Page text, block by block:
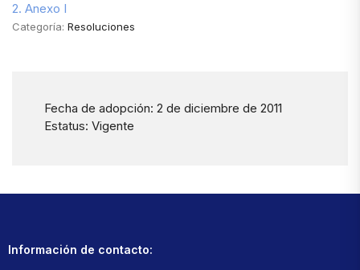
2. Anexo I
Categoría: Resoluciones
Fecha de adopción: 2 de diciembre de 2011
Estatus: Vigente
Información de contacto: